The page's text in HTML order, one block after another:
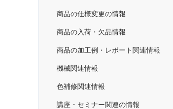
商品の仕様変更の情報
商品の入荷・欠品情報
商品の加工例・レポート関連情報
機械関連情報
色補修関連情報
講座・セミナー関連の情報